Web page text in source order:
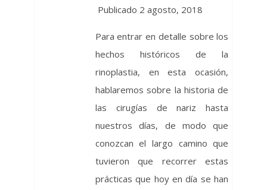
Publicado 2 agosto, 2018
Para entrar en detalle sobre los
hechos históricos de la
rinoplastia, en esta ocasión,
hablaremos sobre la historia de
las cirugías de nariz hasta
nuestros días, de modo que
conozcan el largo camino que
tuvieron que recorrer estas
prácticas que hoy en día se han